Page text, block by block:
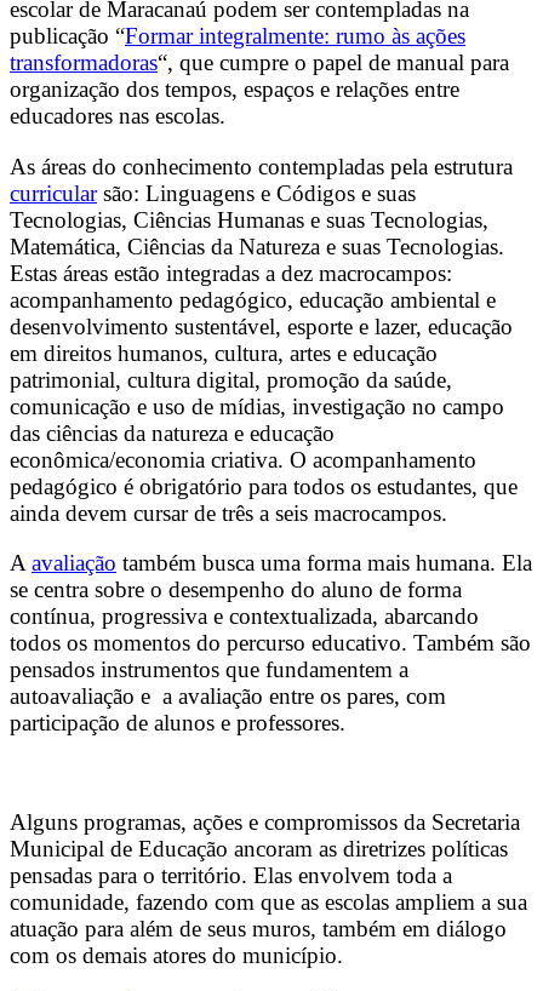
escolar de Maracanaú podem ser contempladas na
publicação “Formar integralmente: rumo às ações
transformadoras“, que cumpre o papel de manual para
organização dos tempos, espaços e relações entre
educadores nas escolas.
As áreas do conhecimento contempladas pela estrutura
curricularsão: Linguagens e Códigos e suas
Tecnologias, Ciências Humanas e suas Tecnologias,
Matemática, Ciências da Natureza e suas Tecnologias.
Estas áreas estão integradas a dez macrocampos:
acompanhamento pedagógico, educação ambiental e
desenvolvimento sustentável, esporte e lazer, educação
em direitos humanos, cultura, artes e educação
patrimonial, cultura digital, promoção da saúde,
comunicação e uso de mídias, investigação no campo
das ciências da natureza e educação
econômica/economia criativa. O acompanhamento
pedagógico é obrigatório para todos os estudantes, que
ainda devem cursar de três a seis macrocampos.
A avaliação também busca uma forma mais humana. Ela
se centra sobre o desempenho do aluno de forma
contínua, progressiva e contextualizada, abarcando
todos os momentos do percurso educativo. Também são
pensados instrumentos que fundamentem a
autoavaliação e a avaliação entre os pares, com
participação de alunos e professores.
Alguns programas, ações e compromissos da Secretaria
Municipal de Educação ancoram as diretrizes políticas
pensadas para o território. Elas envolvem toda a
comunidade, fazendo com que as escolas ampliem a sua
atuação para além de seus muros, também em diálogo
com os demais atores do município.